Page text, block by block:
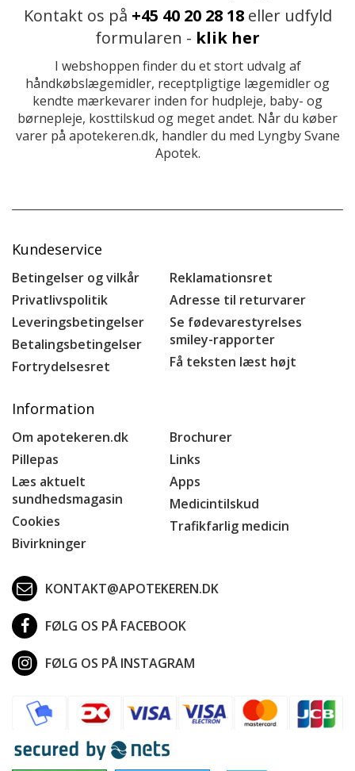
Kontakt os på +45 40 20 28 18eller udfyld
formularen - klik her
I webshoppen finder du et stort udvalg af
håndkøbslægemidler, receptpligtige lægemidler og
kendte mærkevarer inden for hudpleje, baby- og
børnepleje, kosttilskud og meget andet. Når du køber
varer på apotekeren.dk, handler du med Lyngby Svane
Apotek.
Kundeservice
Betingelser og vilkår
Privatlivspolitik
Leveringsbetingelser
Betalingsbetingelser
Fortrydelsesret
Reklamationsret
Adresse til returvarer
Se fødevarestyrelses
smiley-rapporter
Få teksten læst højt
Information
Om apotekeren.dk
Pillepas
Læs aktuelt
sundhedsmagasin
Cookies
Bivirkninger
Brochurer
Links
Apps
Medicintilskud
Trafikfarlig medicin
KONTAKT@APOTEKEREN.DK
FØLG OS PÅ FACEBOOK
FØLG OS PÅ INSTAGRAM